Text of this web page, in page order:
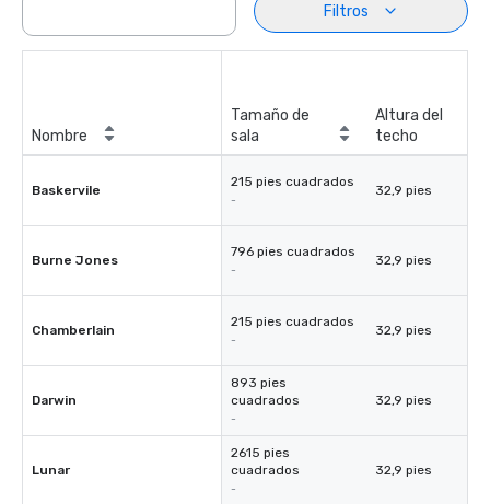
Filtros
Nombre
Tamaño de
sala
Altura del
techo
Baskervile
215 pies cuadrados
-
32,9 pies
Burne Jones
796 pies cuadrados
-
32,9 pies
Chamberlain
215 pies cuadrados
-
32,9 pies
Darwin
893 pies
cuadrados
-
32,9 pies
Lunar
2615 pies
cuadrados
-
32,9 pies